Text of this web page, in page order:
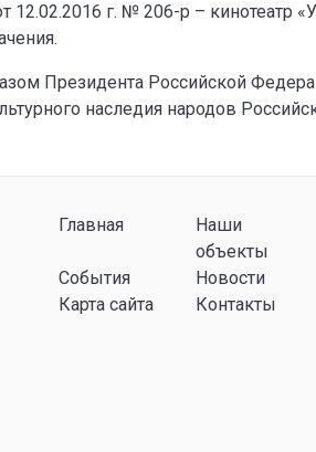
12.02.2016 г. № 206-р – кинотеатр
Президента Российской
наследия народов
Главная
Наши
объекты
События
Новости
Карта сайта
Контакты